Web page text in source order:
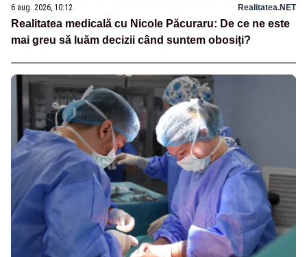
6 aug. 2026, 10:12 Realitatea.NET
Realitatea medicală cu Nicole Păcuraru: De ce ne este
mai greu să luăm decizii când suntem obosiți?